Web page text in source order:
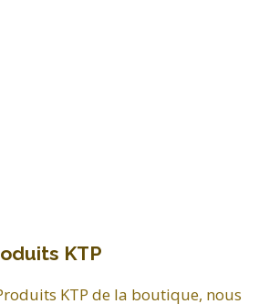
KTP
KTP de la boutique, nous